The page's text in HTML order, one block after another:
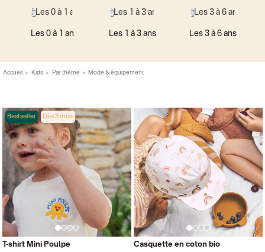
Les 0 à 1 an Les 1 à 3 ans Les 3 à 6 ans
Accueil Kids Par thème Mode & équipement
Dès 3 mois
Bestseller
T-shirt Mini Poulpe Casquette en coton bio